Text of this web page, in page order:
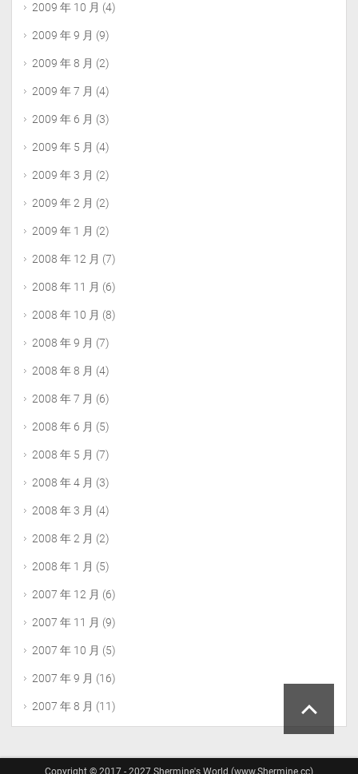
2009 年 10 月 (4)
2009 年 9 月 (9)
2009 年 8 月 (2)
2009 年 7 月 (4)
2009 年 6 月 (3)
2009 年 5 月 (4)
2009 年 3 月 (2)
2009 年 2 月 (2)
2009 年 1 月 (2)
2008 年 12 月 (7)
2008 年 11 月 (6)
2008 年 10 月 (8)
2008 年 9 月 (7)
2008 年 8 月 (4)
2008 年 7 月 (6)
2008 年 6 月 (5)
2008 年 5 月 (7)
2008 年 4 月 (3)
2008 年 3 月 (4)
2008 年 2 月 (2)
2008 年 1 月 (5)
2007 年 12 月 (6)
2007 年 11 月 (9)
2007 年 10 月 (5)
2007 年 9 月 (16)
2007 年 8 月 (11)
Copyright © 2017 - 2027 Shermine's World (www.Shermine.cc)